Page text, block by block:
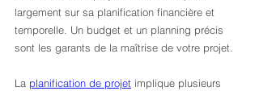
largement sur sa planification financière et
temporelle. Un budget et un planning précis
sont les garants de la maîtrise de votre projet.
La planification de projet implique plusieurs